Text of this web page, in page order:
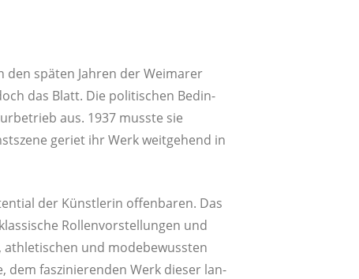
den spä­ten Jah­ren der Wei­ma­rer
das Blatt. Die poli­ti­schen Bedin­
aus. 1937 muss­te sie
geriet ihr Werk weit­ge­hend in
der Künst­le­rin offen­ba­ren. Das
Rol­len­vor­stel­lun­gen und
und mode­be­wuss­ten
dem fas­zi­nie­ren­den Werk die­ser lan­